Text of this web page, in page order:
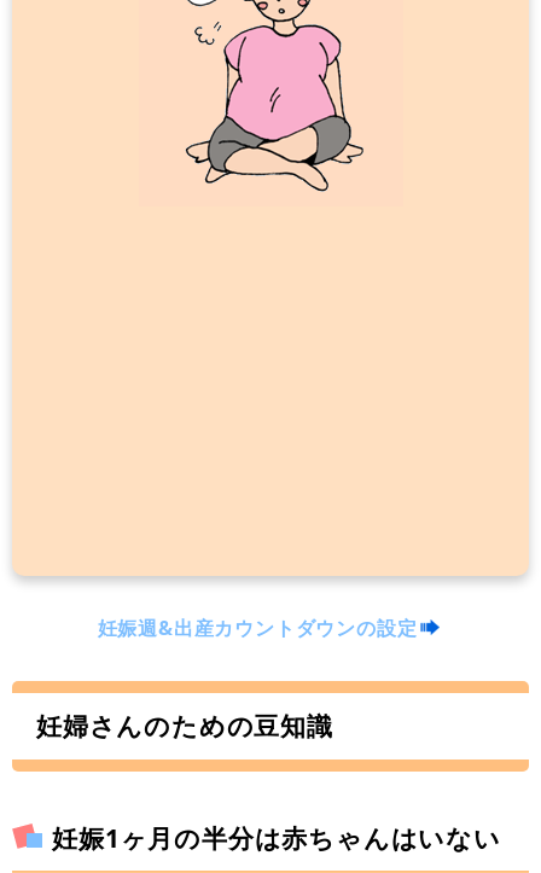
妊娠週&出産カウントダウンの設定
妊婦さんのための豆知識
妊娠1ヶ月の半分は赤ちゃんはいない